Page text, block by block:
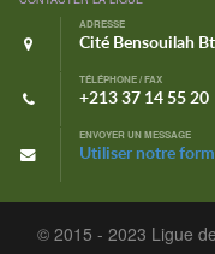
ADRESSE
Cité Bensouilah
TÉLÉPHONE / FAX
+213 37 14 55 20
ENVOYER UN MESSAGE
Utiliser notre
© 2015 - 2023 Ligue